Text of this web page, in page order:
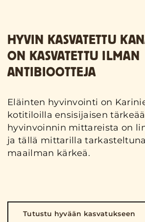
HYVIN KASVATETTU
ON KASVATETTU ILMAN
ANTIBIOOTTEJA
Eläinten hyvinvointi on
kotitiloilla ensisijaisen
hyvinvoinnin mittareista on
ja tällä mittarilla
maailman kärkeä.
Tutustu hyvään kasvatukseen